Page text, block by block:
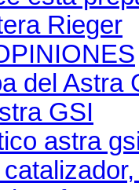
Rieger
del Astra
GSI
astra